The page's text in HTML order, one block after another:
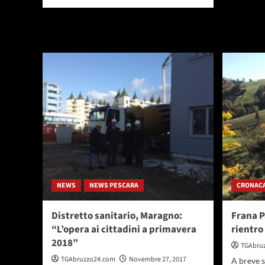
di
eventi
NEWS NEWS PESCARA
Distretto sanitario, Maragno:
“L’opera ai cittadini a primavera
2018”
TGAbruzzo24.com Novembre 27, 2017
Frana
rientro
A breve